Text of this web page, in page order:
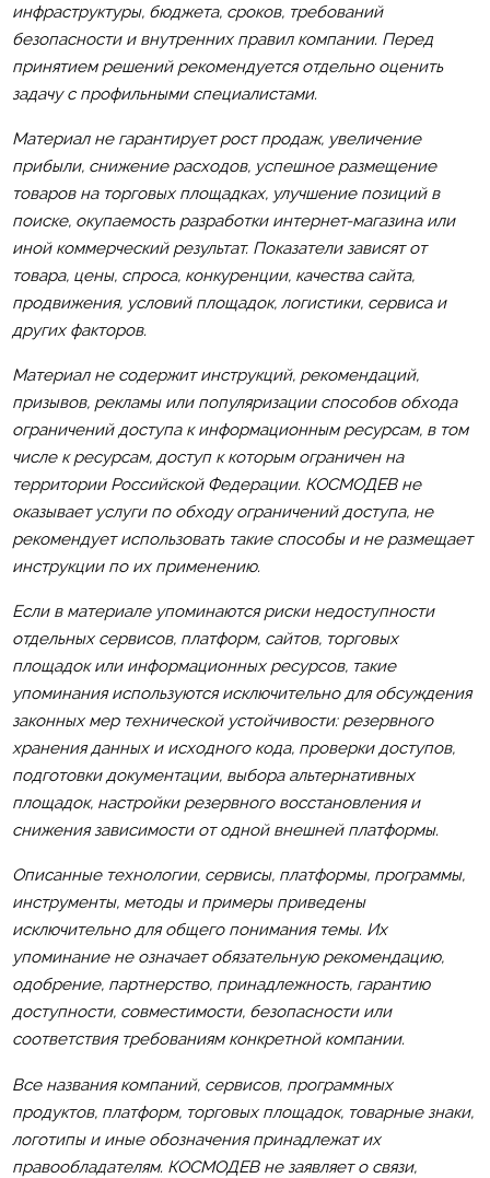
инфраструктуры, бюджета, сроков, требований
безопасности и внутренних правил компании. Перед
принятием решений рекомендуется отдельно оценить
задачу с профильными специалистами.
Материал не гарантирует рост продаж, увеличение
прибыли, снижение расходов, успешное размещение
товаров на торговых площадках, улучшение позиций в
поиске, окупаемость разработки интернет-магазина или
иной коммерческий результат. Показатели зависят от
товара, цены, спроса, конкуренции, качества сайта,
продвижения, условий площадок, логистики, сервиса и
других факторов.
Материал не содержит инструкций, рекомендаций,
призывов, рекламы или популяризации способов обхода
ограничений доступа к информационным ресурсам, в том
числе к ресурсам, доступ к которым ограничен на
территории Российской Федерации. КОСМОДЕВ не
оказывает услуги по обходу ограничений доступа, не
рекомендует использовать такие способы и не размещает
инструкции по их применению.
Если в материале упоминаются риски недоступности
отдельных сервисов, платформ, сайтов, торговых
площадок или информационных ресурсов, такие
упоминания используются исключительно для обсуждения
законных мер технической устойчивости: резервного
хранения данных и исходного кода, проверки доступов,
подготовки документации, выбора альтернативных
площадок, настройки резервного восстановления и
снижения зависимости от одной внешней платформы.
Описанные технологии, сервисы, платформы, программы,
инструменты, методы и примеры приведены
исключительно для общего понимания темы. Их
упоминание не означает обязательную рекомендацию,
одобрение, партнерство, принадлежность, гарантию
доступности, совместимости, безопасности или
соответствия требованиям конкретной компании.
Все названия компаний, сервисов, программных
продуктов, платформ, торговых площадок, товарные знаки,
логотипы и иные обозначения принадлежат их
правообладателям. КОСМОДЕВ не заявляет о связи,